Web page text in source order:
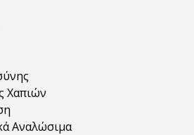
Χαπιών
Αναλώσιμα